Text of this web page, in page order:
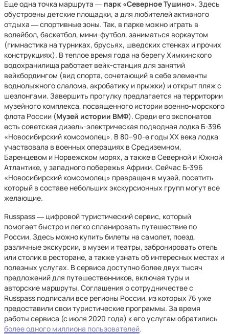
Еще одна точка маршрута ― парк «Северное Тушино». Здесь
обустроены детские площадки, а для любителей активного
отдыха ― спортивные зоны. Так, в парке можно играть в
волейбол, баскетбол, мини-футбол, заниматься воркаутом
(гимнастика на турниках, брусьях, шведских стенках и прочих
конструкциях). В теплое время года на берегу Химкинского
водохранилища работает вейк-станция для занятий
вейкбордингом (вид спорта, сочетающий в себе элементы
воднолыжного слалома, акробатику и прыжки) и открыт пляж с
шезлонгами. Завершить прогулку предлагается на территории
музейного комплекса, посвященного истории военно-морского
флота России (Музей истории ВМФ). Среди его экспонатов
есть советская дизель-электрическая подводная лодка Б-396
«Новосибирский комсомолец». В 80–90-е годы XX века лодка
участвовала в военных операциях в Средиземном,
Баренцевом и Норвежском морях, а также в Северной и Южной
Атлантике, у западного побережья Африки. Сейчас Б-396
«Новосибирский комсомолец» превращен в музей, посетить
который в составе небольших экскурсионных групп могут все
желающие.
Russpass ― цифровой туристический сервис, который
помогает быстро и легко спланировать путешествие по
России. Здесь можно купить билеты на самолет, поезд,
различные экскурсии, в музеи и театры, забронировать отель
или столик в ресторане, а также узнать об интересных местах и
полезных услугах. В сервисе доступно более двух тысяч
предложений для путешественников, включая туры и
авторские маршруты. Соглашения о сотрудничестве с
Russpass подписали все регионы России, из которых 76 уже
предоставили свои туристические программы. За время
работы сервиса (с июля 2020 года) к его услугам обратились
более одного миллиона пользователей.